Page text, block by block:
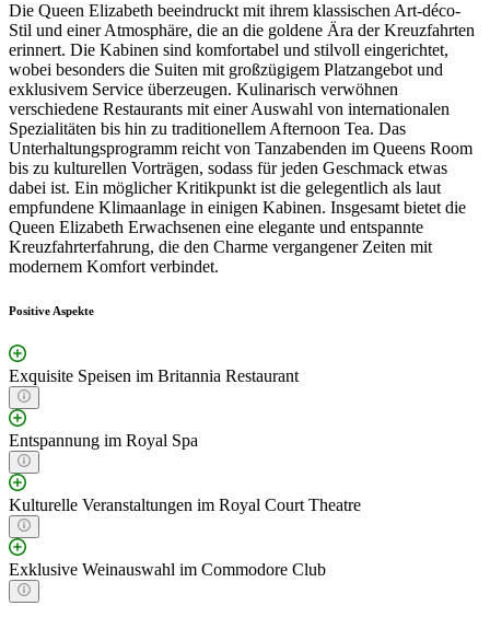
Die Queen Elizabeth beeindruckt mit ihrem klassischen Art-déco-
Stil und einer Atmosphäre, die an die goldene Ära der Kreuzfahrten
erinnert. Die Kabinen sind komfortabel und stilvoll eingerichtet,
wobei besonders die Suiten mit großzügigem Platzangebot und
exklusivem Service überzeugen. Kulinarisch verwöhnen
verschiedene Restaurants mit einer Auswahl von internationalen
Spezialitäten bis hin zu traditionellem Afternoon Tea. Das
Unterhaltungsprogramm reicht von Tanzabenden im Queens Room
bis zu kulturellen Vorträgen, sodass für jeden Geschmack etwas
dabei ist. Ein möglicher Kritikpunkt ist die gelegentlich als laut
empfundene Klimaanlage in einigen Kabinen. Insgesamt bietet die
Queen Elizabeth Erwachsenen eine elegante und entspannte
Kreuzfahrterfahrung, die den Charme vergangener Zeiten mit
modernem Komfort verbindet.
Positive Aspekte
Exquisite Speisen im Britannia Restaurant
Entspannung im Royal Spa
Kulturelle Veranstaltungen im Royal Court Theatre
Exklusive Weinauswahl im Commodore Club